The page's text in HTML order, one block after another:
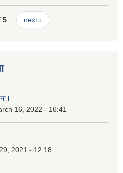
5 next ›
l
16, 2022 - 16:41
2021 - 12:18